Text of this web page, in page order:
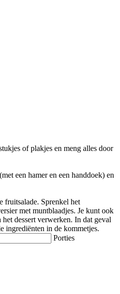
of plakjes en meng alles door
een hamer en een handdoek) en
fruitsalade. Sprenkel het
met muntblaadjes. Je kunt ook
dessert verwerken. In dat geval
ingrediënten in de kommetjes.
Porties